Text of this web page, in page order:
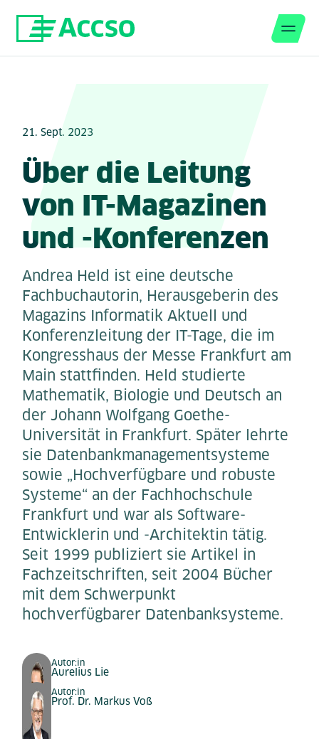
21. Sept. 2023
Über die Leitung
von IT-Magazinen
und -Konferenzen
Andrea Held ist eine deutsche
Fachbuchautorin, Herausgeberin des
Magazins Informatik Aktuell und
Konferenzleitung der IT-Tage, die im
Kongresshaus der Messe Frankfurt am
Main stattfinden. Held studierte
Mathematik, Biologie und Deutsch an
der Johann Wolfgang Goethe-
Universität in Frankfurt. Später lehrte
sie Datenbankmanagementsysteme
sowie „Hochverfügbare und robuste
Systeme“ an der Fachhochschule
Frankfurt und war als Software-
Entwicklerin und -Architektin tätig.
Seit 1999 publiziert sie Artikel in
Fachzeitschriften, seit 2004 Bücher
mit dem Schwerpunkt
hochverfügbarer Datenbanksysteme.
Autor:in
Aurelius Lie
Autor:in
Prof. Dr. Markus Voß